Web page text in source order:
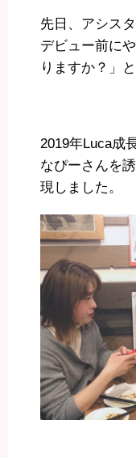
先日、アシス
デビュー前に
りますか？」
2019年Luca成
なぴーさんを
現しました。